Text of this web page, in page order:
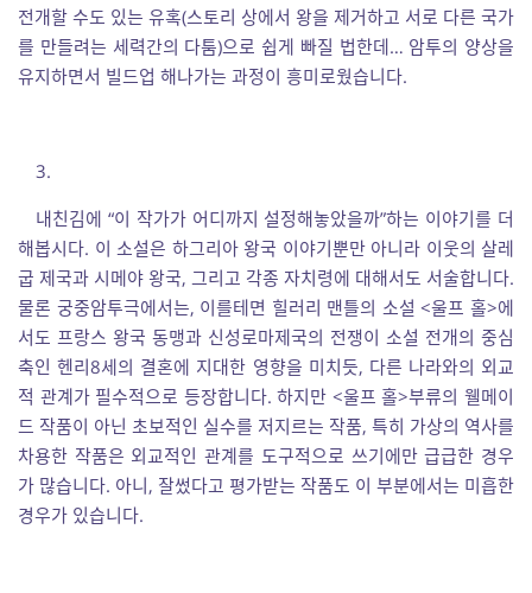
전개할 수도 있는 유혹(스토리 상에서 왕을 제거하고 서로 다른 국가
를 만들려는 세력간의 다툼)으로 쉽게 빠질 법한데… 암투의 양상을
유지하면서 빌드업 해나가는 과정이 흥미로웠습니다.
3.
내친김에 “이 작가가 어디까지 설정해놓았을까”하는 이야기를 더
해봅시다. 이 소설은 하그리아 왕국 이야기뿐만 아니라 이웃의 살레
굽 제국과 시메야 왕국, 그리고 각종 자치령에 대해서도 서술합니다.
물론 궁중암투극에서는, 이를테면 힐러리 맨틀의 소설 <울프 홀>에
서도 프랑스 왕국 동맹과 신성로마제국의 전쟁이 소설 전개의 중심
축인 헨리8세의 결혼에 지대한 영향을 미치듯, 다른 나라와의 외교
적 관계가 필수적으로 등장합니다. 하지만 <울프 홀>부류의 웰메이
드 작품이 아닌 초보적인 실수를 저지르는 작품, 특히 가상의 역사를
차용한 작품은 외교적인 관계를 도구적으로 쓰기에만 급급한 경우
가 많습니다. 아니, 잘썼다고 평가받는 작품도 이 부분에서는 미흡한
경우가 있습니다.